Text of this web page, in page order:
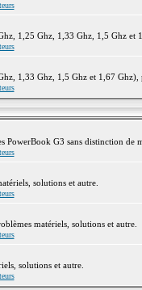
1,25 Ghz, 1,33 Ghz, 1,5 Ghz et
1,33 Ghz, 1,5 Ghz et 1,67 Ghz),
PowerBook G3 sans distinction de
solutions et autre.
matériels, solutions et autre.
solutions et autre.